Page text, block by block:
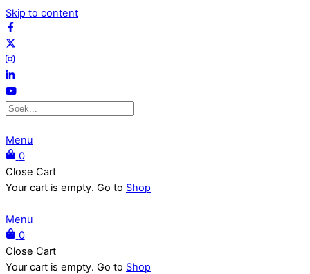
Skip to content
Menu
0
Close Cart
Your cart is empty. Go to Shop
Menu
0
Close Cart
Your cart is empty. Go to Shop